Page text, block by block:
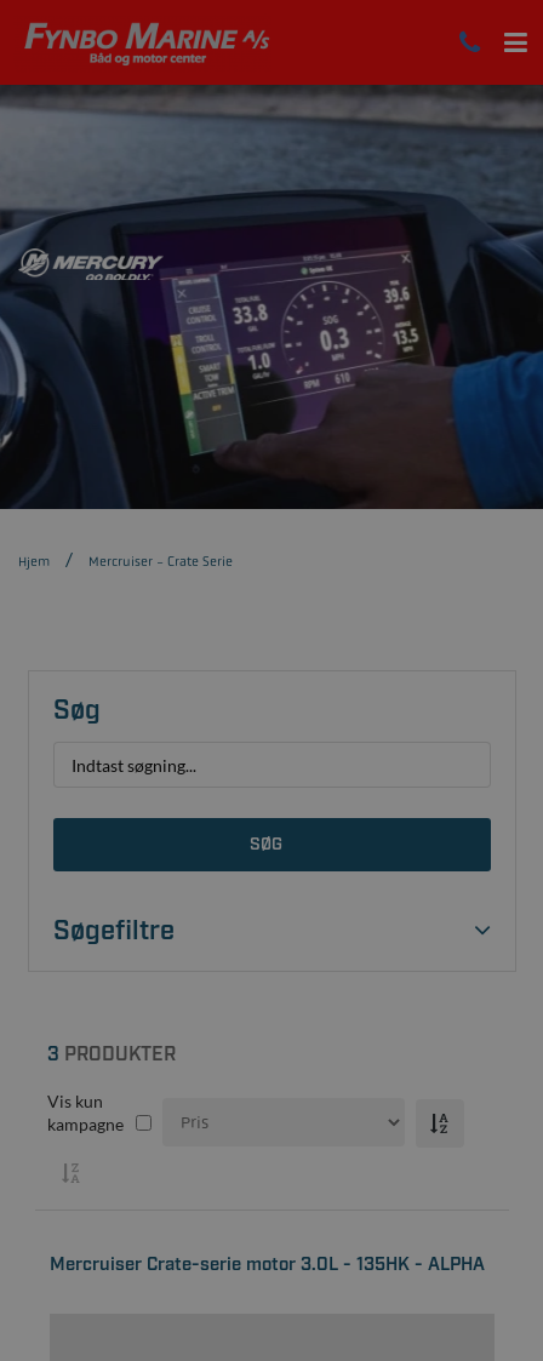
Hjem Mercruiser - Crate Serie
Søg
SØG
Søgefiltre
3 PRODUKTER
Vis kun
kampagne
Mercruiser Crate-serie motor 3.0L - 135HK - ALPHA